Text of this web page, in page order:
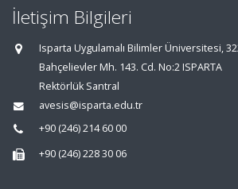
İletişim Bilgileri
Isparta Uygulamalı Bilimler Üniversitesi,
Bahçelievler Mh. 143. Cd. No:2 ISPARTA
Rektörlük Santral
avesis@isparta.edu.tr
+90 (246) 214 60 00
+90 (246) 228 30 06